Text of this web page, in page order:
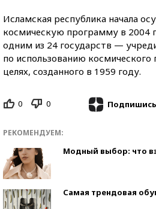
Исламская республика начала
космическую программу в 2004
одним из 24 государств —
по использованию
целях, созданного в 1959 году.
0 0 Подпишись
РЕКОМЕНДУЕМ:
Модный выбор: что
Самая трендовая